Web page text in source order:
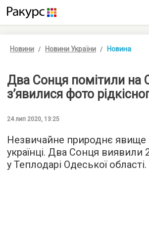
Новини Новини України Новина
Два Сонця помітили на
з’явилися фото
24 лип 2020, 13:25
Незвичайне природнє явище
українці. Два Сонця виявили
у Теплодарі Одеської області.